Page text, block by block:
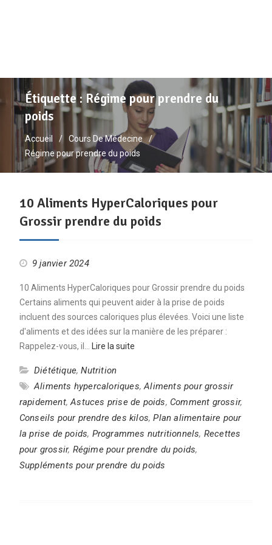
Étiquette : Régime pour prendre du
poids
Accueil
Cours De Médecine
Régime pour prendre du poids
10 Aliments HyperCaloriques pour
Grossir prendre du poids
9 janvier 2024
10 Aliments HyperCaloriques pour Grossir prendre du poids
Certains aliments qui peuvent aider à la prise de poids
incluent des sources caloriques plus élevées. Voici une liste
d'aliments et des idées sur la manière de les préparer :
Rappelez-vous, il…
Lire la suite
Diététique,Nutrition
Aliments hypercaloriques,Aliments pour grossir
rapidement,Astuces prise de poids, Comment grossir,
Conseils pour prendre des kilos,Plan alimentaire pour
la prise de poids, Programmes nutritionnels, Recettes
pour grossir, Régime pour prendre du poids,
Suppléments pour prendre du poids